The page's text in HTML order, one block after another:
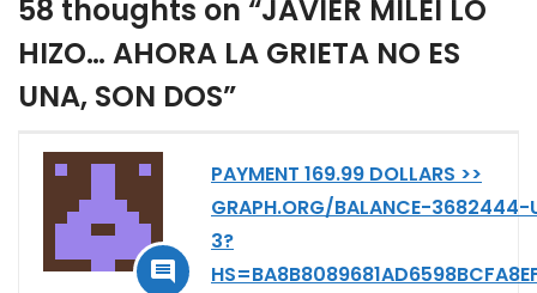
58 thoughts on “JAVIER MILEI LO
HIZO… AHORA LA GRIETA NO ES
UNA, SON DOS”

PAYMENT 169.99 DOLLARS >>
GRAPH.ORG/BALANCE-
3?